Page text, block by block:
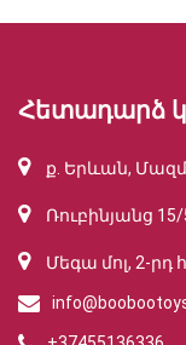
Հետադարձ
ք. Երևան,
Ռուբինյանց
Մեգա մոլ, 2-րդ